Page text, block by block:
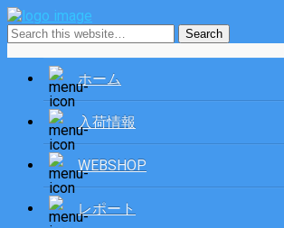
ホーム
入荷情報
WEBSHOP
レポート